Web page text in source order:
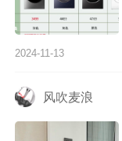
2024-11-13
风吹麦浪